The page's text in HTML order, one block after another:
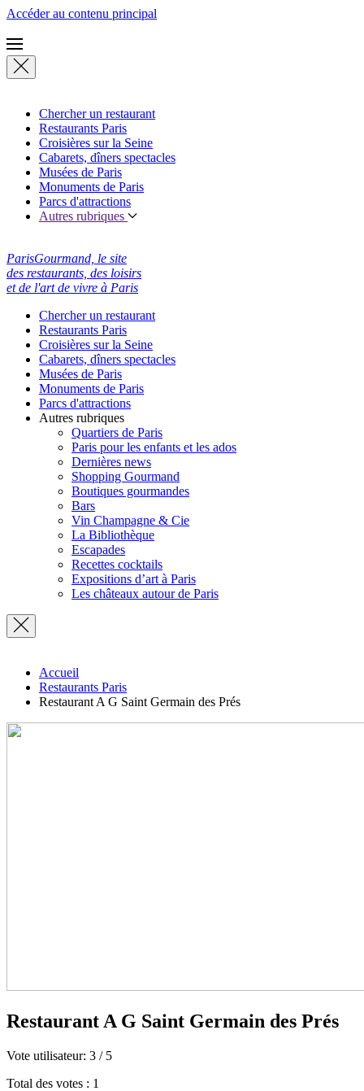
Accéder au contenu principal
Chercher un restaurant
Restaurants Paris
Croisières sur la Seine
Cabarets, dîners spectacles
Musées de Paris
Monuments de Paris
Parcs d'attractions
Autres rubriques
ParisGourmand, le site
des restaurants, des loisirs
et de l'art de vivre à Paris
Chercher un restaurant
Restaurants Paris
Croisières sur la Seine
Cabarets, dîners spectacles
Musées de Paris
Monuments de Paris
Parcs d'attractions
Autres rubriques
Quartiers de Paris
Paris pour les enfants et les ados
Dernières news
Shopping Gourmand
Boutiques gourmandes
Bars
Vin Champagne & Cie
La Bibliothèque
Escapades
Recettes cocktails
Expositions d’art à Paris
Les châteaux autour de Paris
Accueil
Restaurants Paris
Restaurant A G Saint Germain des Prés
Restaurant A G Saint Germain des Prés
Vote utilisateur: 3 / 5
Total des votes : 1